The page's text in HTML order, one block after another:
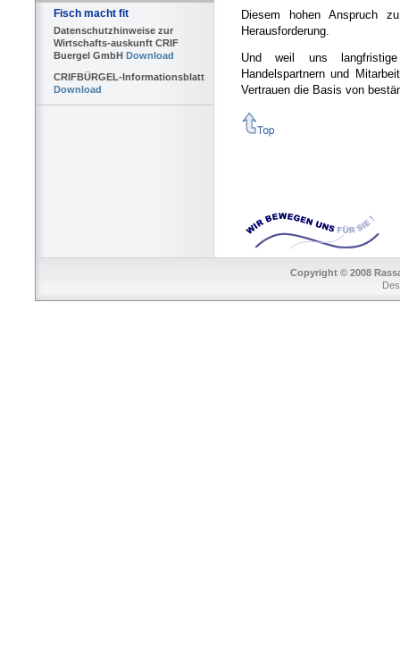
Fisch macht fit
Datenschutzhinweise zur
Wirtschafts-auskunft CRIF
Buergel GmbH Download
CRIFBÜRGEL-Informationsblatt
Download
Diesem hohen Anspruch
Herausforderung.
Und weil uns
Handelspartnern und
Vertrauen die Basis von
Copyright © 2008